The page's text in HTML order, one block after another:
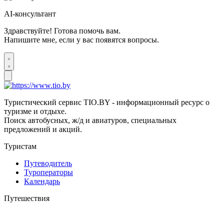
AI-консультант
Здравствуйте! Готова помочь вам.
Напишите мне, если у вас появятся вопросы.
Туристический сервис TIO.BY - информационный ресурс о
туризме и отдыхе.
Поиск автобусных, ж/д и авиатуров, специальных
предложений и акций.
Туристам
Путеводитель
Туроператоры
Календарь
Путешествия